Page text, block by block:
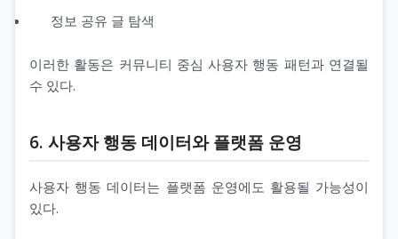
정보 공유 글 탐색
이러한 활동은 커뮤니티 중심 사용자 행동 패턴과 연결될
수 있다.
6. 사용자 행동 데이터와 플랫폼 운영
사용자 행동 데이터는 플랫폼 운영에도 활용될 가능성이
있다.